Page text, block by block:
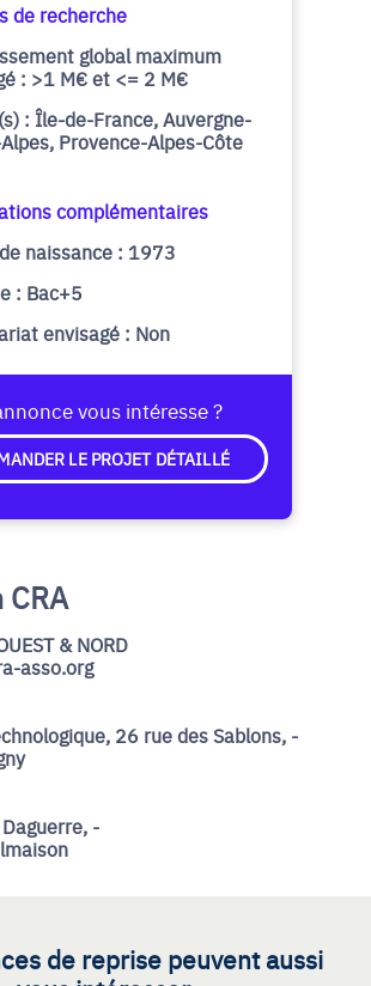
de recherche
global maximum
: >1 M€ et <= 2 M€
: Île-de-France, Auvergne-
Provence-Alpes-Côte
complémentaires
naissance : 1973
: Bac+5
envisagé : Non
vous intéresse ?
LE PROJET DÉTAILLÉ
& NORD
asso.org
26 rue des Sablons, -
-
de reprise peuvent aussi